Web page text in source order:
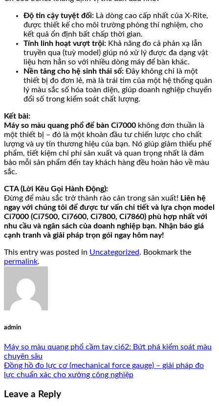
Độ tin cậy tuyệt đối: Là dòng cao cấp nhất của X-Rite,
được thiết kế cho môi trường phòng thí nghiệm, cho
kết quả ổn định bất chấp thời gian.
Tính linh hoạt vượt trội: Khả năng đo cả phản xạ lẫn
truyền qua (tuỳ model) giúp nó xử lý được đa dạng vật
liệu hơn hẳn so với nhiều dòng máy để bàn khác.
Nền tảng cho hệ sinh thái số: Đây không chỉ là một
thiết bị đo đơn lẻ, mà là trái tim của một hệ thống quản
lý màu sắc số hóa toàn diện, giúp doanh nghiệp chuyển
đổi số trong kiểm soát chất lượng.
Kết bài:
Máy so màu quang phổ để bàn Ci7000 không đơn thuần là
một thiết bị – đó là một khoản đầu tư chiến lược cho chất
lượng và uy tín thương hiệu của bạn. Nó giúp giảm thiểu phế
phẩm, tiết kiệm chi phí sản xuất và quan trọng nhất là đảm
bảo mỗi sản phẩm đến tay khách hàng đều hoàn hảo về màu
sắc.
CTA (Lời Kêu Gọi Hành Động):
Đừng để màu sắc trở thành rào cản trong sản xuất! Liên hệ
ngay với chúng tôi để được tư vấn chi tiết và lựa chọn model
Ci7000 (Ci7500, Ci7600, Ci7800, Ci7860) phù hợp nhất với
nhu cầu và ngân sách của doanh nghiệp bạn. Nhận báo giá
cạnh tranh và giải pháp trọn gói ngay hôm nay!
This entry was posted in Uncategorized. Bookmark the
permalink.
admin
Máy so màu quang phổ cầm tay ci62: Bứt phá kiểm soát màu
chuyên sâu
Đồng hồ đo lực cơ (mechanical force gauge) – giải pháp đo
lực chuẩn xác cho xưởng công nghiệp
Leave a Reply